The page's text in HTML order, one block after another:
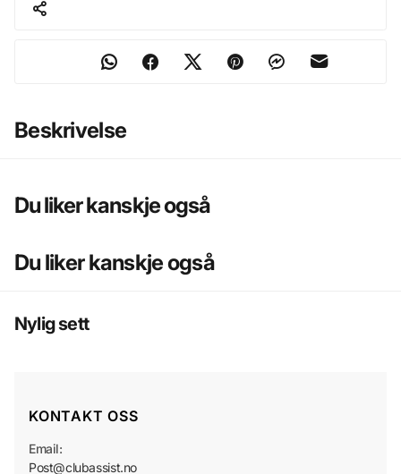
Beskrivelse
Du liker kanskje også
Du liker kanskje også
Nylig sett
KONTAKT OSS
Email:
Post@clubassist.no